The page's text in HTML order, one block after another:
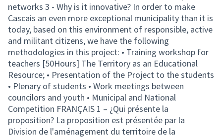
networks 3 - Why is it innovative? In order to make
Cascais an even more exceptional municipality than it is
today, based on this environment of responsible, active
and militant citizens, we have the following
methodologies in this project: • Training workshop for
teachers [50Hours] The Territory as an Educational
Resource; • Presentation of the Project to the students
• Plenary of students • Work meetings between
councilors and youth • Municipal and National
Competition FRANÇAIS 1 – ¿Qui présente la
proposition? La proposition est présentée par la
Division de l'aménagement du territoire de la